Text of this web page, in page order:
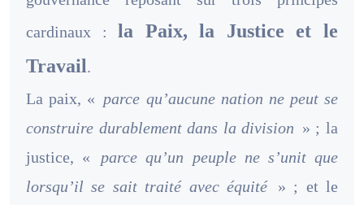
cardinaux : la Paix, la Justice et le
Travail.
La paix, « parce qu’aucune nation ne peut se
construire durablement dans la division » ; la
justice, «
parce qu’un peuple ne s’unit que
lorsqu’il se sait traité avec équité
» ; et le